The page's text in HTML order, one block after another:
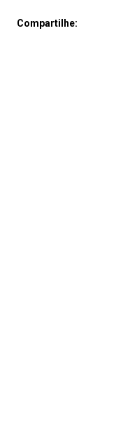
Compartilhe: